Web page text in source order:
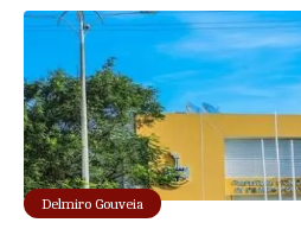
Delmiro Gouveia